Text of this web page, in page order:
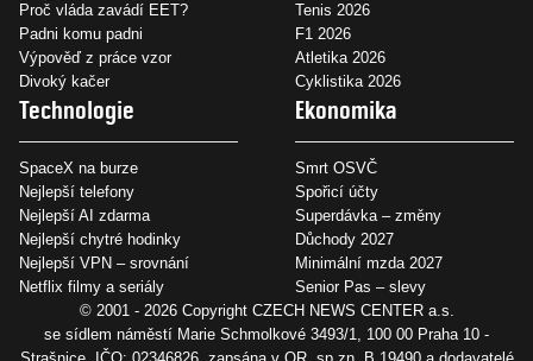
Proč vláda zavádí EET?
Padni komu padni
Výpověď z práce vzor
Divoký kačer
Tenis 2026
F1 2026
Atletika 2026
Cyklistika 2026
Technologie
SpaceX na burze
Nejlepší telefony
Nejlepší AI zdarma
Nejlepší chytré hodinky
Nejlepší VPN – srovnání
Netflix filmy a seriály
Ekonomika
Smrt OSVČ
Spořicí účty
Superdávka – změny
Důchody 2027
Minimální mzda 2027
Senior Pas – slevy
© 2001 - 2026 Copyright CZECH NEWS CENTER a.s.
se sídlem náměstí Marie Schmolkové 3493/1, 100 00 Praha 10 -